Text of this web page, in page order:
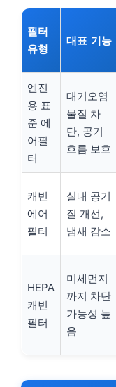
필터
유형
대표 기능
엔진
용 표
준 에
어필
터
대기오염
물질 차
단, 공기
흐름 보호
캐빈
에어
필터
실내 공기
질 개선,
냄새 감소
HEPA
캐빈
필터
미세먼지
까지 차단
가능성 높
음